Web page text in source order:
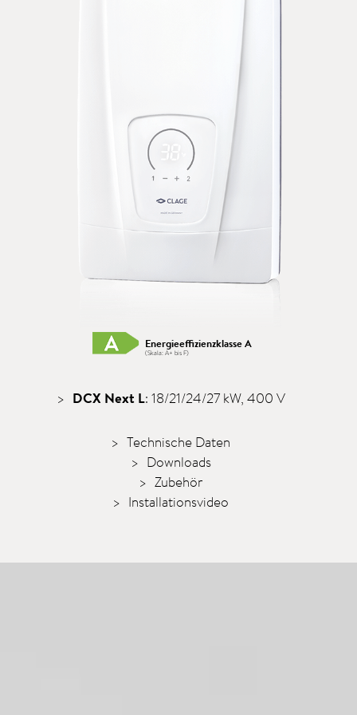
Energieeffizienzklasse A
(Skala: A+ bis F)
DCX Next L: 18/21/24/27 kW, 400 V
Technische Daten
Downloads
Zubehör
Installationsvideo